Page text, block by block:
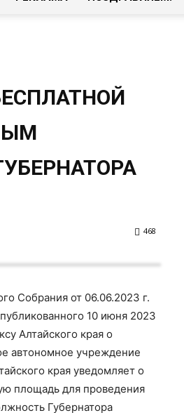
468
Собрания от 06.06.2023 г.
10 июня 2023
Алтайского края о
автономное учреждение
края уведомляет о
площадь для проведения
Губернатора